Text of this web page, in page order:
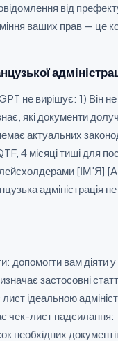
від
ваших прав — це
не вирішує: 1) Він
які документи
актуальних
4 місяці тиші для
[ІМ'Я]
адміністрація
допомогти вам діяти у
застосовні
ідеальною
чек-лист надсилання:
необхідних